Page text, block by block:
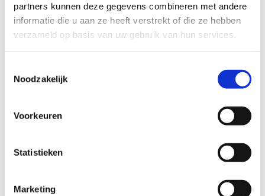
partners kunnen deze gegevens combineren met andere
informatie die u aan ze heeft verstrekt of die ze hebben
verzameld op basis van uw gebruik van hun services.
Noodzakelijk
Voorkeuren
Statistieken
Marketing
ALGEMENE BEOORDELING *
slecht goed
FYSIEKE INSPANNING
licht
TECHNISCHE MOEILIJKHEIDSGRAAD
makkelijk